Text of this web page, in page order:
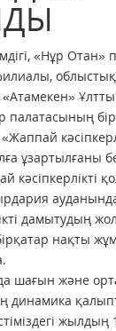
«Нұр
палатасының
ұзартылғаны
кәсіпкерлікті
дамытудың
нақты
шағын және
динамика